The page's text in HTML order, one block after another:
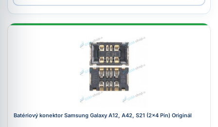
Batériový konektor Samsung Galaxy A12, A42, S21 (2x4 Pin) Originál